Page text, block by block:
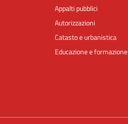
Appalti pubblici
Autorizzazioni
Catasto e urbanistica
Educazione e formazione